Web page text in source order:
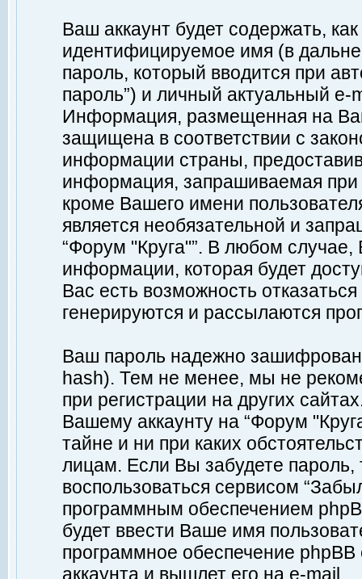
Ваш аккаунт будет содержать,
идентифицируемое имя (в
пароль, который вводится при
пароль”) и личный актуальный
Информация, размещенная на
защищена в соответствии с
информации страны,
информация, запрашиваемая при
кроме Вашего имени
является необязательной и
“Форум "Круга"”. В любом
информации, которая будет
Вас есть возможность
генерируются и рассылаются
Ваш пароль надежно
hash). Тем не менее, мы не
при регистрации на других
Вашему аккаунту на “Форум
тайне и ни при каких
лицам. Если Вы забудете пароль,
воспользоваться сервисом
программным обеспечением
будет ввести Ваше имя
программное обеспечение
аккаунта и вышлет его на e-mail.